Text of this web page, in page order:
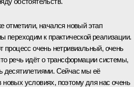
отметили, начался новый этап
переходим к практической реализации.
процесс очень нетривиальный, очень
речь идёт о трансформации системы,
десятилетиями. Сейчас мы её
условиях, поэтому для нас очень